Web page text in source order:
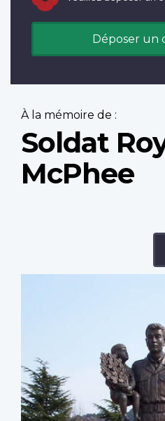
Déposer un
À la mémoire de :
Soldat
McPhee